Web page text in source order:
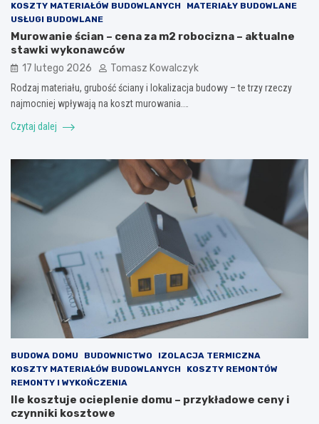
KOSZTY MATERIAŁÓW BUDOWLANYCH
MATERIAŁY BUDOWLANE
USŁUGI BUDOWLANE
Murowanie ścian – cena za m2 robocizna – aktualne
stawki wykonawców
17 lutego 2026 Tomasz Kowalczyk
Rodzaj materiału, grubość ściany i lokalizacja budowy – te trzy rzeczy
najmocniej wpływają na koszt murowania.…
Czytaj dalej
BUDOWA DOMU BUDOWNICTWO
IZOLACJA TERMICZNA
KOSZTY MATERIAŁÓW BUDOWLANYCH
KOSZTY REMONTÓW
REMONTY I WYKOŃCZENIA
Ile kosztuje ocieplenie domu – przykładowe ceny i
czynniki kosztowe